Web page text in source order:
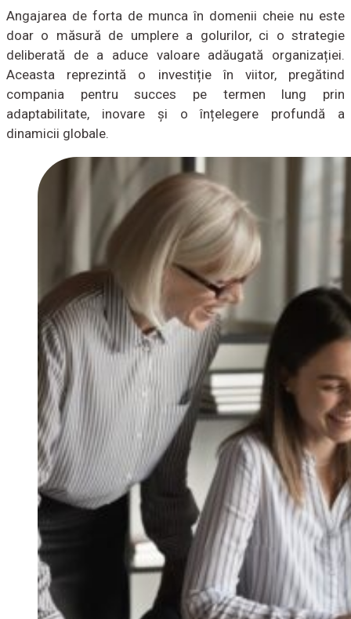
Angajarea de forta de munca în domenii cheie nu este
doar o măsură de umplere a golurilor, ci o strategie
deliberată de a aduce valoare adăugată organizației.
Aceasta reprezintă o investiție în viitor, pregătind
compania pentru succes pe termen lung prin
adaptabilitate, inovare și o înțelegere profundă a
dinamicii globale.